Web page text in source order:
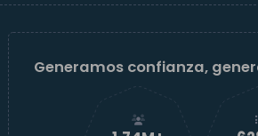
Generamos confianza,